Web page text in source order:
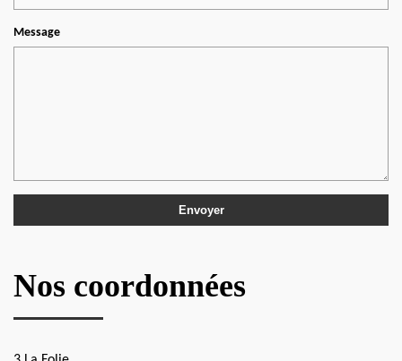
Message
Nos coordonnées